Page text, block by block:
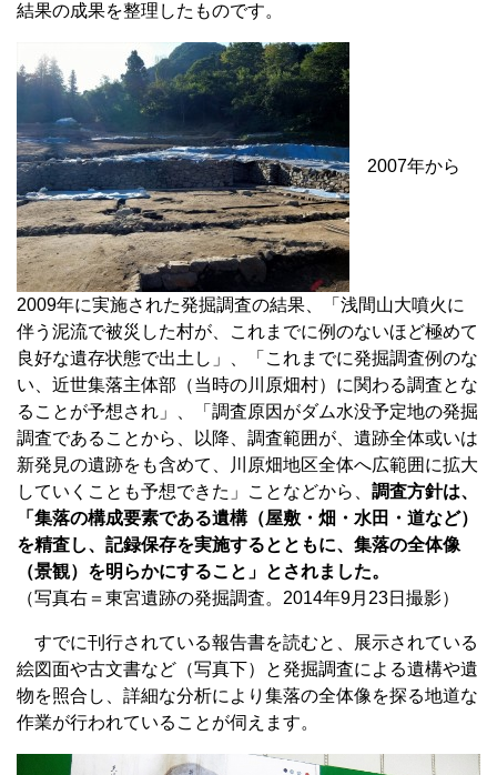
結果の成果を整理したものです。
2007年から
2009年に実施された発掘調査の結果、「浅間山大噴火に
伴う泥流で被災した村が、これまでに例のないほど極めて
良好な遺存状態で出土し」、「これまでに発掘調査例のな
い、近世集落主体部（当時の川原畑村）に関わる調査とな
ることが予想され」、「調査原因がダム水没予定地の発掘
調査であることから、以降、調査範囲が、遺跡全体或いは
新発見の遺跡をも含めて、川原畑地区全体へ広範囲に拡大
していくことも予想できた」ことなどから、 調査方針は、
「集落の構成要素である遺構（屋敷・畑・水田・道など）
を精査し、記録保存を実施するとともに、集落の全体像
（景観）を明らかにすること」とされました。
（写真右＝東宮遺跡の発掘調査。2014年9月23日撮影）
すでに刊行されている報告書を読むと、展示されている
絵図面や古文書など（写真下）と発掘調査による遺構や遺
物を照合し、詳細な分析により集落の全体像を探る地道な
作業が行われていることが伺えます。